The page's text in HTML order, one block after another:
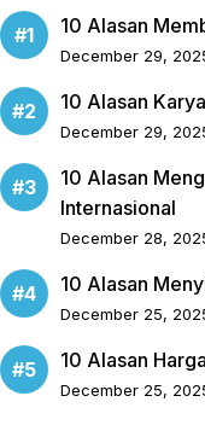
10 Alasan
December 29,
10 Alasan
December 29,
10 Alasan
Internasional
December 28,
10 Alasan
December 25,
10 Alasan
December 25,